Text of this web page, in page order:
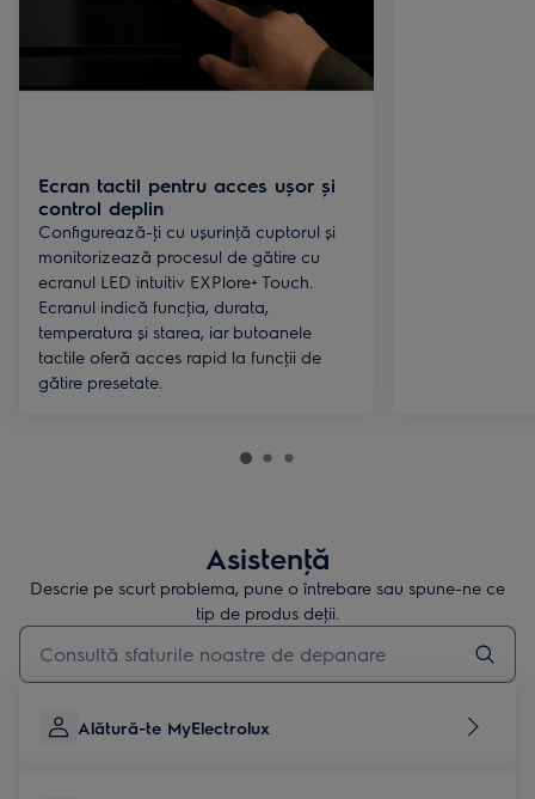
Ecran tactil pentru acces ușor și
control deplin
Configurează-ţi cu ușurinţă cuptorul și
monitorizează procesul de gătire cu
ecranul LED intuitiv EXPlore+ Touch.
Ecranul indică funcţia, durata,
temperatura și starea, iar butoanele
tactile oferă acces rapid la funcţii de
gătire presetate.
Asistenţă
Descrie pe scurt problema, pune o întrebare sau spune-ne ce
tip de produs deţii.
Type to search for support articles
Alătură-te MyElectrolux